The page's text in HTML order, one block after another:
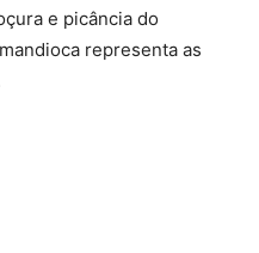
e picância do
representa as